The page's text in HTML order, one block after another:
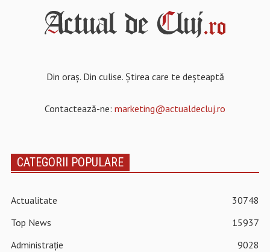
Din oraș. Din culise. Știrea care te deșteaptă
Contactează-ne: marketing@actualdecluj.ro
CATEGORII POPULARE
Actualitate
30748
Top News
15937
Administrație
9028